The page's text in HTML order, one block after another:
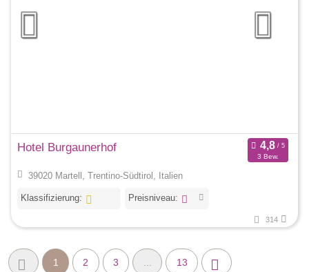
Hotel Burgaunerhof
3 Bew.
39020 Martell, Trentino-Südtirol, Italien
Klassifizierung: Preisniveau:
314
1 2 3 13